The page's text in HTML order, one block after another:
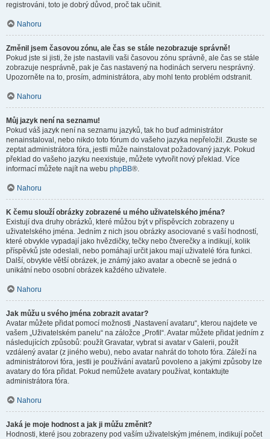
registrováni, toto je dobrý důvod, proč tak učinit.
Nahoru
Změnil jsem časovou zónu, ale čas se stále nezobrazuje správně!
Pokud jste si jisti, že jste nastavili vaši časovou zónu správně, ale čas se stále
zobrazuje nesprávně, pak je čas nastavený na hodinách serveru nesprávný.
Upozorněte na to, prosím, administrátora, aby mohl tento problém odstranit.
Nahoru
Můj jazyk není na seznamu!
Pokud váš jazyk není na seznamu jazyků, tak ho buď administrátor
nenainstaloval, nebo nikdo toto fórum do vašeho jazyka nepřeložil. Zkuste se
zeptat administrátora fóra, jestli může nainstalovat požadovaný jazyk. Pokud
překlad do vašeho jazyku neexistuje, můžete vytvořit nový překlad. Více
informací můžete najít na webu phpBB®.
Nahoru
K čemu slouží obrázky zobrazené u mého uživatelského jména?
Existují dva druhy obrázků, které můžou být v příspěvcích zobrazeny u
uživatelského jména. Jedním z nich jsou obrázky asociované s vaší hodností,
které obvykle vypadají jako hvězdičky, tečky nebo čtverečky a indikují, kolik
příspěvků jste odeslali, nebo pomáhají určit jakou mají uživatelé fóra funkci.
Další, obvykle větší obrázek, je známý jako avatar a obecně se jedná o
unikátní nebo osobní obrázek každého uživatele.
Nahoru
Jak můžu u svého jména zobrazit avatar?
Avatar můžete přidat pomocí možnosti „Nastavení avataru“, kterou najdete ve
vašem „Uživatelském panelu“ na záložce „Profil“. Avatar můžete přidat jedním z
následujících způsobů: použít Gravatar, vybrat si avatar v Galerii, použít
vzdálený avatar (z jiného webu), nebo avatar nahrát do tohoto fóra. Záleží na
administrátorovi fóra, jestli je používání avatarů povoleno a jakými způsoby lze
avatary do fóra přidat. Pokud nemůžete avatary používat, kontaktujte
administrátora fóra.
Nahoru
Jaká je moje hodnost a jak ji můžu změnit?
Hodnosti, které jsou zobrazeny pod vaším uživatelským jménem, indikují počet